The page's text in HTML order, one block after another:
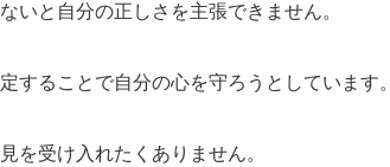
いと自分の正しさを主張できません。
することで自分の心を守ろうとしています。
を受け入れたくありません。